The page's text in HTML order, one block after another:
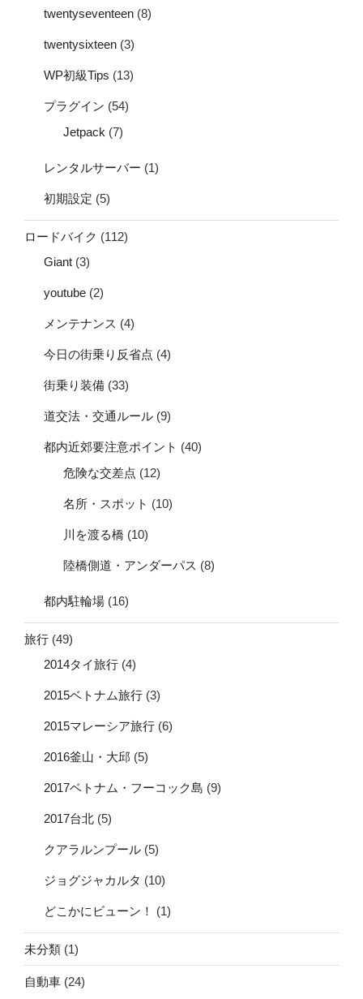
twentyseventeen (8)
twentysixteen (3)
WP初級Tips (13)
プラグイン (54)
Jetpack (7)
レンタルサーバー (1)
初期設定 (5)
ロードバイク (112)
Giant (3)
youtube (2)
メンテナンス (4)
今日の街乗り反省点 (4)
街乗り装備 (33)
道交法・交通ルール (9)
都内近郊要注意ポイント (40)
危険な交差点 (12)
名所・スポット (10)
川を渡る橋 (10)
陸橋側道・アンダーパス (8)
都内駐輪場 (16)
旅行 (49)
2014タイ旅行 (4)
2015ベトナム旅行 (3)
2015マレーシア旅行 (6)
2016釜山・大邱 (5)
2017ベトナム・フーコック島 (9)
2017台北 (5)
クアラルンプール (5)
ジョグジャカルタ (10)
どこかにビューン！ (1)
未分類 (1)
自動車 (24)